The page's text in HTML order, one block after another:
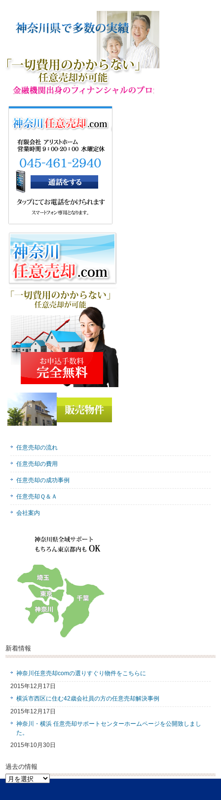
任意売却の流れ
任意売却の費用
任意売却の成功事例
任意売却Ｑ＆Ａ
会社案内
新着情報
神奈川任意売却comの選りすぐり物件をこちらに
2015年12月17日
横浜市西区に住む42歳会社員の方の任意売却解決事例
2015年12月17日
神奈川・横浜 任意売却サポートセンターホームページを公開致しまし
た。
2015年10月30日
過去の情報
過